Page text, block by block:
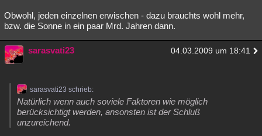
Obwohl, jeden einzelnen erwischen - dazu brauchts wohl mehr,
bzw. die Sonne in ein paar Mrd. Jahren dann.
sarasvati23 04.03.2009 um 18:41
sarasvati23 schrieb:
Natürlich wenn auch soviele Faktoren wie möglich
berücksichtigt werden, ansonsten ist der Schluß
unzureichend.